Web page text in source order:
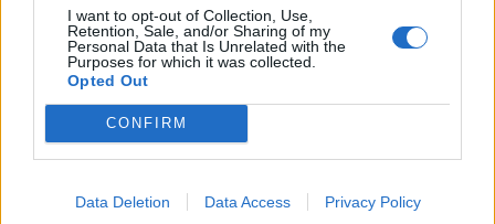
I want to opt-out of Collection, Use,
Retention, Sale, and/or Sharing of my
Personal Data that Is Unrelated with the
Purposes for which it was collected.
Opted Out
CONFIRM
Data Deletion Data Access Privacy Policy